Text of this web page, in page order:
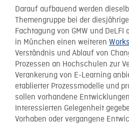
Darauf aufbauend werden
Themengruppe bei der
Fachtagung von GMW und DeLFI
in München einen weiteren
Verständnis und Ablauf von
Prozessen an Hochschulen zur
Verankerung von E-Learning
etablierter Prozessmodelle und
sollen vorhandene
Interessierten Gelegenheit
Vorhaben oder vergangene